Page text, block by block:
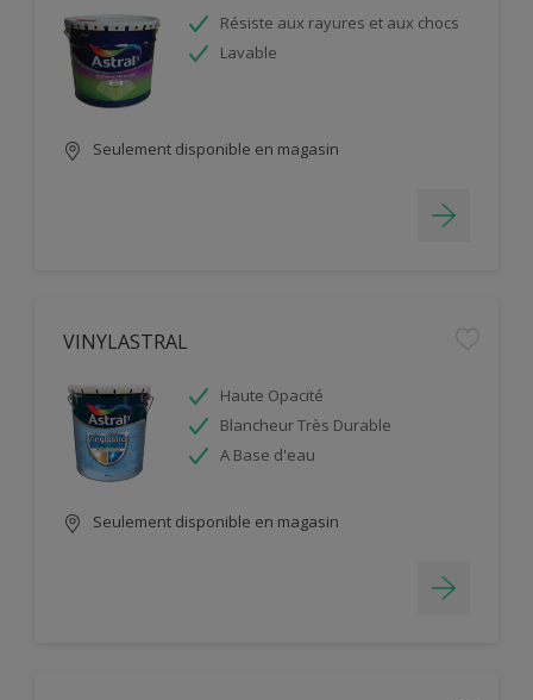
Résiste aux rayures et aux chocs
Lavable
Seulement disponible en magasin
VINYLASTRAL
Haute Opacité
Blancheur Très Durable
A Base d'eau
Seulement disponible en magasin